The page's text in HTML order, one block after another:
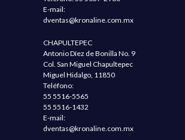
E-mail:
dventas@kronaline.com.mx
CHAPULTEPEC
Antonio Díez de Bonilla No. 9
Col. San Miguel Chapultepec
Miguel Hidalgo, 11850
Teléfono:
55 5516-5565
55 5516-1432
E-mail:
dventas@kronaline.com.mx